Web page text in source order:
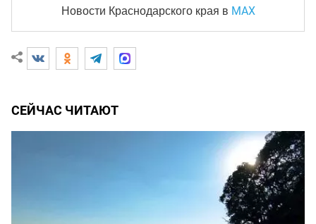
Новости Краснодарского края в MAX
СЕЙЧАС ЧИТАЮТ